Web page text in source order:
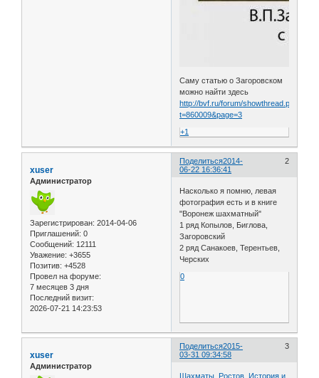
Саму статью о Загоровском
можно найти здесь
http://bvf.ru/forum/showthread.php?
t=860009&page=3
+1
Поделиться 2
2014-
06-22 16:36:41
xuser
Администратор
Зарегистрирован: 2014-04-06
Приглашений: 0
Сообщений: 12111
Уважение: +3655
Позитив: +4528
Провел на форуме:
7 месяцев 3 дня
Последний визит:
2026-07-21 14:23:53
Насколько я помню, левая
фотография есть и в книге
"Воронеж шахматный"
1 ряд Копылов, Биглова,
Загоровский
2 ряд Санакоев, Терентьев,
Черских
0
Поделиться 3
2015-
03-31 09:34:58
xuser
Администратор
Шахматы. Ростов. История и